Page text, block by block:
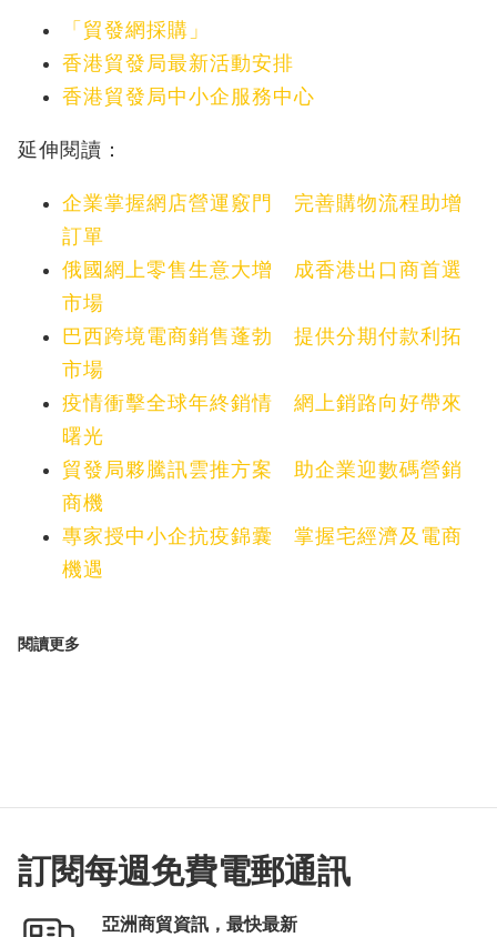
「貿發網採購」
香港貿發局最新活動安排
香港貿發局中小企服務中心
延伸閱讀：
企業掌握網店營運竅門 完善購物流程助增
訂單
俄國網上零售生意大增 成香港出口商首選
市場
巴西跨境電商銷售蓬勃 提供分期付款利拓
市場
疫情衝擊全球年終銷情 網上銷路向好帶來
曙光
貿發局夥騰訊雲推方案 助企業迎數碼營銷
商機
專家授中小企抗疫錦囊 掌握宅經濟及電商
機遇
閱讀更多
訂閱每週免費電郵通訊
亞洲商貿資訊，最快最新